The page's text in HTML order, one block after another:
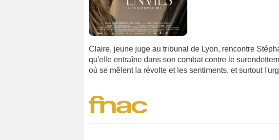
Claire, jeune juge au tribunal de Lyon, rencontre
qu'elle entraîne dans son combat contre le
où se mêlent la révolte et les sentiments, et surtout